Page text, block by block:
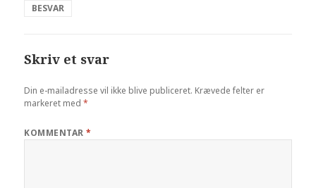
BESVAR
Skriv et svar
Din e-mailadresse vil ikke blive publiceret. Krævede felter er
markeret med*
KOMMENTAR*